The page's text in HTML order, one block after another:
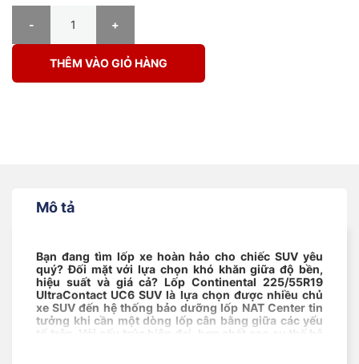
THÊM VÀO GIỎ HÀNG
Mô tả
Bạn đang tìm lốp xe hoàn hảo cho chiếc SUV yêu
quý? Đối mặt với lựa chọn khó khăn giữa độ bền,
hiệu suất và giá cả? Lốp Continental 225/55R19
UltraContact UC6 SUV là lựa chọn được nhiều chủ
xe SUV đến hệ thống bảo dưỡng lốp NAT Center tin
tưởng khi cần một dòng lốp cân bằng giữa các yếu
tố trên. Với cấu trúc hiện đại, hợp chất cao su thế hệ